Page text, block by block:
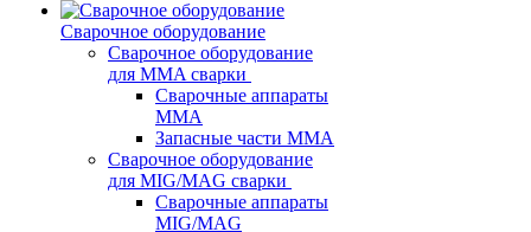
Сварочное оборудование
Сварочное оборудование
для MMA сварки
Сварочные аппараты
MMA
Запасные части MMA
Сварочное оборудование
для MIG/MAG сварки
Сварочные аппараты
MIG/MAG